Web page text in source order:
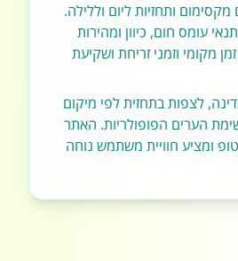
ותחזיות ליום וללילה.
עומס חום, כיוון ומהירות
מקומי וזמני זריחת ושקיעת
לצפות בתחזית לפי מיקום
הערים הפופולריות. האתר
ומציע חוויית משתמש נוחה